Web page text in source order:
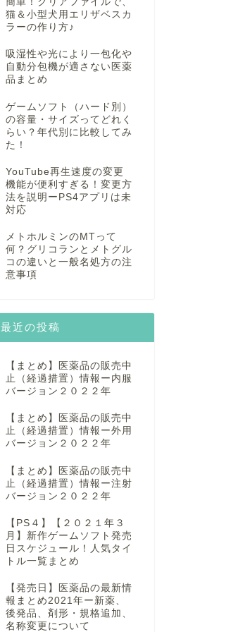
猫＆小型犬用エリザベスカ
ラーの作り方♪
吸湿性や光により一包化や
自動分包機が適さない医薬
品まとめ
ゲームソフト（ハード別）
の容量・サイズってどれく
らい？年代別に比較してみ
た！
YouTube再生速度の変更
機能が便利すぎる！変更方
法を説明ーPS4アプリは未
対応
メトホルミンのMTって
何？グリコランとメトグル
コの違いと一般名処方の注
意事項
最近の投稿
【まとめ】医薬品の販売中
止（経過措置）情報ー内服
バージョン２０２２年
【まとめ】医薬品の販売中
止（経過措置）情報ー外用
バージョン２０２２年
【まとめ】医薬品の販売中
止（経過措置）情報ー注射
バージョン２０２２年
【PS４】【２０２１年３
月】新作ゲームソフト発売
日スケジュール！人気タイ
トル一覧まとめ
【発売日】医薬品の最新情
報まとめ2021年ー新薬、
後発品、剤形・規格追加、
名称変更について